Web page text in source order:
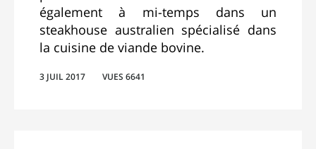
également à mi-temps dans un
steakhouse australien spécialisé dans
la cuisine de viande bovine.
3 JUIL 2017 VUES 6641